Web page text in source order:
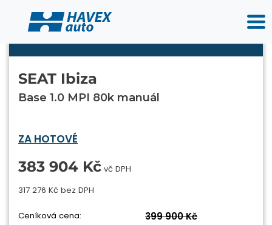
SEAT Ibiza
Base 1.0 MPI 80k manuál
ZA HOTOVÉ
383 904 Kč vč DPH
317 276 Kč bez DPH
Ceníková cena: 399 900 Kč